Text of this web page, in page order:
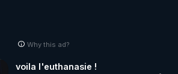
Why this ad?
voila l'euthanasie !